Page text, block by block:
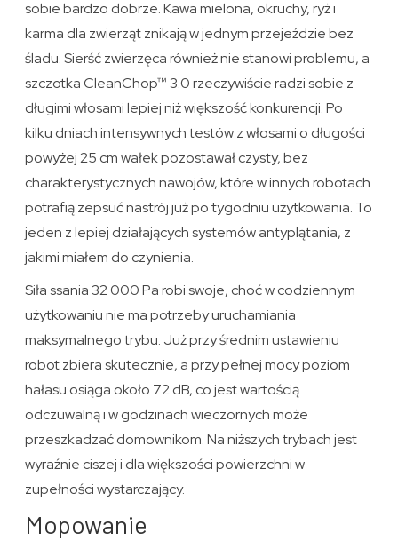
sobie bardzo dobrze. Kawa mielona, okruchy, ryż i
karma dla zwierząt znikają w jednym przejeździe bez
śladu. Sierść zwierzęca również nie stanowi problemu, a
szczotka CleanChop™ 3.0 rzeczywiście radzi sobie z
długimi włosami lepiej niż większość konkurencji. Po
kilku dniach intensywnych testów z włosami o długości
powyżej 25 cm wałek pozostawał czysty, bez
charakterystycznych nawojów, które w innych robotach
potrafią zepsuć nastrój już po tygodniu użytkowania. To
jeden z lepiej działających systemów antyplątania, z
jakimi miałem do czynienia.
Siła ssania 32 000 Pa robi swoje, choć w codziennym
użytkowaniu nie ma potrzeby uruchamiania
maksymalnego trybu. Już przy średnim ustawieniu
robot zbiera skutecznie, a przy pełnej mocy poziom
hałasu osiąga około 72 dB, co jest wartością
odczuwalną i w godzinach wieczornych może
przeszkadzać domownikom. Na niższych trybach jest
wyraźnie ciszej i dla większości powierzchni w
zupełności wystarczający.
Mopowanie